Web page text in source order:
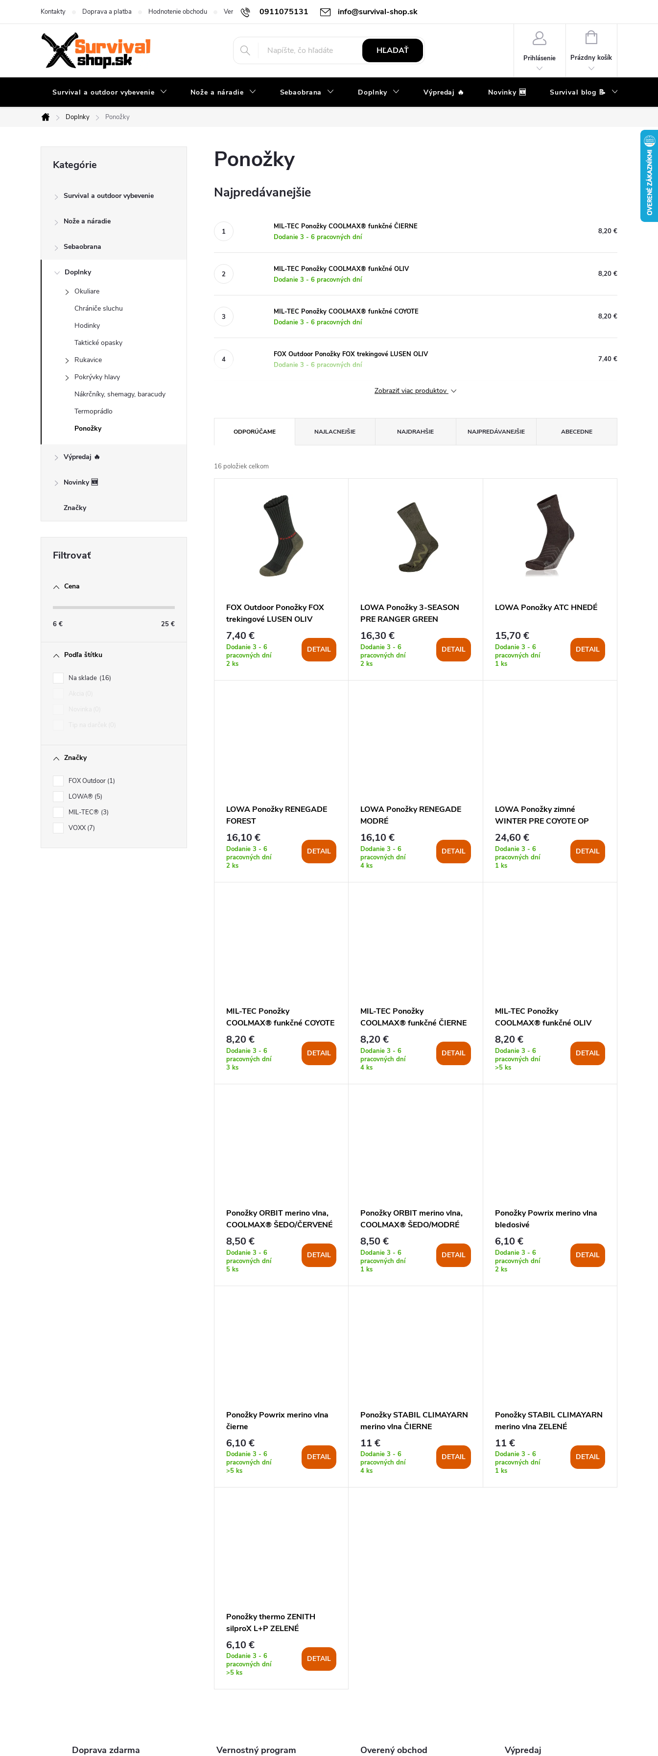
0911075131 info@survival-shop.sk
Kontakty Doprava a platba Hodnotenie obchodu Vernostný program Slovník pojmov Obchodné podmienky
HĽADAŤ
Prihlásenie
NÁKUPNÝ
Prázdny košík
Survival a outdoor vybevenie Nože a náradie Sebaobrana Doplnky Výpredaj 🔥 Novinky 🆕 Survival blog 📝
Domov
Doplnky Ponožky
ý
kategórie
Kategórie
Survival a outdoor vybevenie
Nože a náradie
Sebaobrana
Doplnky
Okuliare
Chrániče sluchu
Hodinky
Taktické opasky
Rukavice
Pokrývky hlavy
Nákrčníky, shemagy, baracudy
Termoprádlo
Ponožky
Výpredaj 🔥
Novinky 🆕
Značky
Cena
6 € 25 €
Podľa štítku
Na sklade 16
Značky
FOX Outdoor 1
LOWA® 5
MIL-TEC® 3
VOXX 7
Ponožky
Najpredávanejšie
MIL-TEC Ponožky COOLMAX® funkčné ČIERNE
Dodanie 3 - 6 pracovných dní
8,20 €
MIL-TEC Ponožky COOLMAX® funkčné OLIV
Dodanie 3 - 6 pracovných dní
8,20 €
MIL-TEC Ponožky COOLMAX® funkčné COYOTE
Dodanie 3 - 6 pracovných dní
8,20 €
FOX Outdoor Ponožky FOX trekingové LUSEN OLIV
Dodanie 3 - 6 pracovných dní
7,40 €
Zobraziť viac produktov
a
d
d
ODPORÚČAME NAJLACNEJŠIE NAJDRAHŠIE NAJPREDÁVANEJŠIE ABECEDNE
16 položiek celkom
d
FOX Outdoor Ponožky FOX
trekingové LUSEN OLIV
7,40 €
Dodanie 3 - 6
pracovných dní
2 ks
DETAIL
LOWA Ponožky 3-SEASON
PRE RANGER GREEN
16,30 €
Dodanie 3 - 6
pracovných dní
2 ks
DETAIL
LOWA Ponožky ATC HNEDÉ
15,70 €
Dodanie 3 - 6
pracovných dní
1 ks
DETAIL
LOWA Ponožky RENEGADE
FOREST
16,10 €
Dodanie 3 - 6
pracovných dní
2 ks
DETAIL
LOWA Ponožky RENEGADE
MODRÉ
16,10 €
Dodanie 3 - 6
pracovných dní
4 ks
DETAIL
LOWA Ponožky zimné
WINTER PRE COYOTE OP
24,60 €
Dodanie 3 - 6
pracovných dní
1 ks
DETAIL
MIL-TEC Ponožky
COOLMAX® funkčné COYOTE
8,20 €
Dodanie 3 - 6
pracovných dní
3 ks
DETAIL
MIL-TEC Ponožky
COOLMAX® funkčné ČIERNE
8,20 €
Dodanie 3 - 6
pracovných dní
4 ks
DETAIL
MIL-TEC Ponožky
COOLMAX® funkčné OLIV
8,20 €
Dodanie 3 - 6
pracovných dní
>5 ks
DETAIL
Ponožky ORBIT merino vlna,
COOLMAX® ŠEDO/ČERVENÉ
8,50 €
Dodanie 3 - 6
pracovných dní
5 ks
DETAIL
Ponožky ORBIT merino vlna,
COOLMAX® ŠEDO/MODRÉ
8,50 €
Dodanie 3 - 6
pracovných dní
1 ks
DETAIL
Ponožky Powrix merino vlna
bledosivé
6,10 €
Dodanie 3 - 6
pracovných dní
2 ks
DETAIL
Ponožky Powrix merino vlna
čierne
6,10 €
Dodanie 3 - 6
pracovných dní
>5 ks
DETAIL
Ponožky STABIL CLIMAYARN
merino vlna ČIERNE
11 €
Dodanie 3 - 6
pracovných dní
4 ks
DETAIL
Ponožky STABIL CLIMAYARN
merino vlna ZELENÉ
11 €
Dodanie 3 - 6
pracovných dní
1 ks
DETAIL
Ponožky thermo ZENITH
silproX L+P ZELENÉ
6,10 €
Dodanie 3 - 6
pracovných dní
>5 ks
DETAIL
v
Doprava zdarma Vernostný program Overený obchod Výpredaj